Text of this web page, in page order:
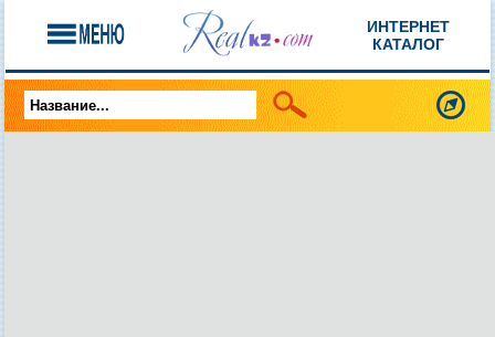
ИНТЕРНЕТ
КАТАЛОГ